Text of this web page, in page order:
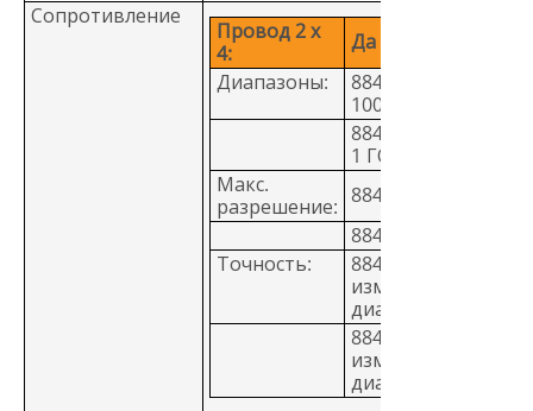
Сопротивление
Провод 2 х
4:
Да
Диапазоны:
8845A: от 100 Ом
100 МОм
8846A: от 10 Ом до
1 ГОм
Макс.
разрешение: 8845A: 100 мкОм
8846A: 10 мкОм
Точность:
8845A: 0,010 +
измерения + %
диапазона)
8846A: 0,010 +
измерения + %
диапазона)